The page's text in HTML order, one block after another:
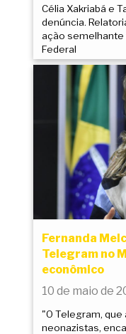
Célia Xakriabá e
denúncia.
ação semelhante
Federal
Fernanda
Telegram no
econômico
10 de maio de
"O Telegram,
neonazistas,